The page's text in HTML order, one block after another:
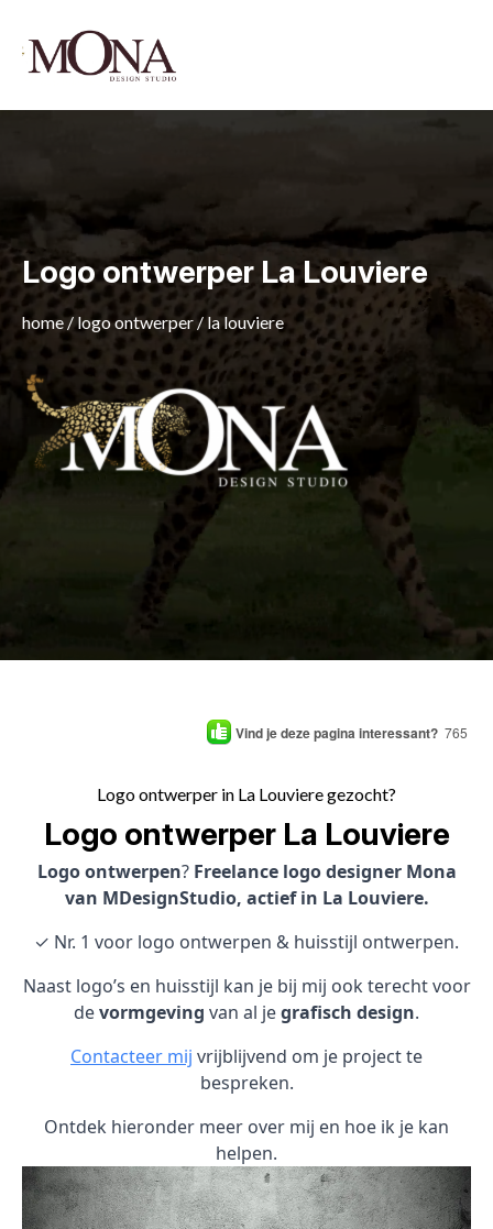
Logo ontwerper La Louviere
home/logo ontwerper /la louviere
Vind je deze pagina interessant? 765
Logo ontwerper in La Louviere gezocht?
Logo ontwerper La Louviere
Logo ontwerpen? Freelance logo designer Mona
van MDesignStudio, actief in La Louviere.
✓ Nr. 1 voor logo ontwerpen & huisstijl ontwerpen.
Naast logo’s en huisstijl kan je bij mij ook terecht voor
devormgeving van al jegrafisch design.
Contacteer mij vrijblijvend om je project te
bespreken.
Ontdek hieronder meer over mij en hoe ik je kan
helpen.